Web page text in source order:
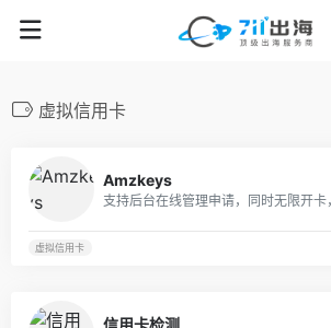
虚拟信用卡
Amzkeys
虚拟信用卡
信用卡检测